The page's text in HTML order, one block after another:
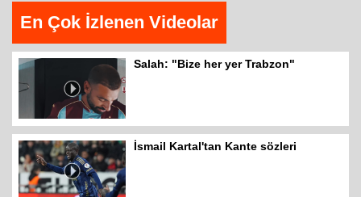
En Çok İzlenen Videolar
Salah: "Bize her yer Trabzon"
İsmail Kartal'tan Kante sözleri